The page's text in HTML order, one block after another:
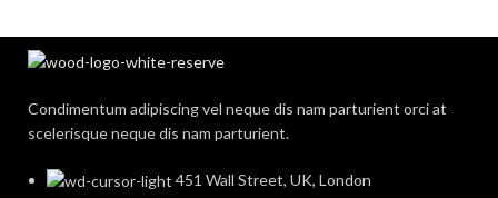
Condimentum adipiscing vel neque dis nam parturient orci at
scelerisque neque dis nam parturient.
451 Wall Street, UK, London